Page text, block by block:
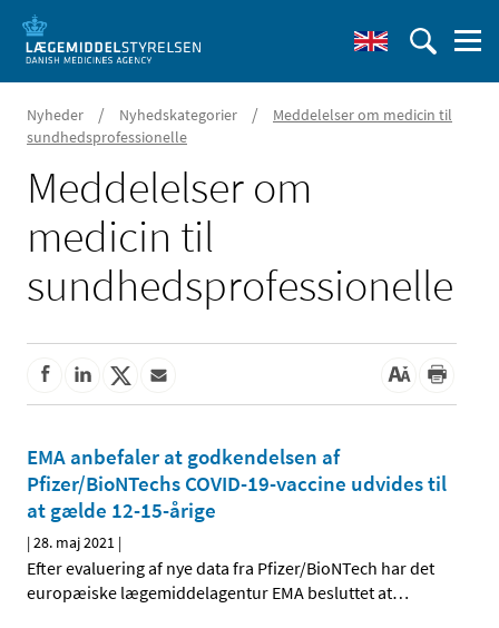
Nyheder / Nyhedskategorier /
Meddelelser om medicin til
sundhedsprofessionelle
Meddelelser om
medicin til
sundhedsprofessionelle
EMA anbefaler at godkendelsen af
Pfizer/BioNTechs COVID-19-vaccine udvides til
at gælde 12-15-årige
|28. maj 2021 |
Efter evaluering af nye data fra Pfizer/BioNTech har det
europæiske lægemiddelagentur EMA besluttet at…